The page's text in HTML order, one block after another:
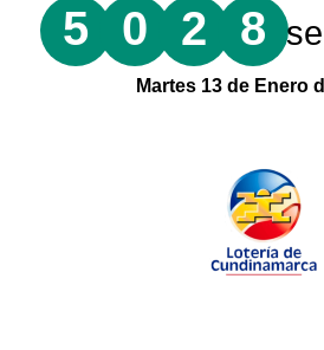
5 0 2 8
Martes 13 de Enero